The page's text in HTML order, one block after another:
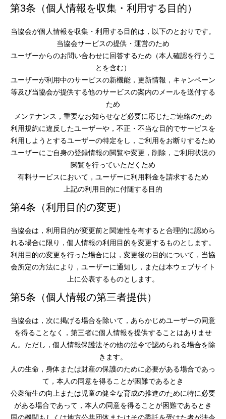
第3条（個人情報を収集・利用する目的）
当協会が個人情報を収集・利用する目的は，以下のとおりです。
当協会サービスの提供・運営のため
ユーザーからのお問い合わせに回答するため（本人確認を行うこ
とを含む）
ユーザーが利用中のサービスの新機能，更新情報，キャンペーン
等及び当協会が提供する他のサービスの案内のメールを送付する
ため
メンテナンス，重要なお知らせなど必要に応じたご連絡のため
利用規約に違反したユーザーや，不正・不当な目的でサービスを
利用しようとするユーザーの特定をし，ご利用をお断りするため
ユーザーにご自身の登録情報の閲覧や変更，削除，ご利用状況の
閲覧を行っていただくため
有料サービスにおいて，ユーザーに利用料金を請求するため
上記の利用目的に付随する目的
第4条（利用目的の変更）
当協会は，利用目的が変更前と関連性を有すると合理的に認めら
れる場合に限り，個人情報の利用目的を変更するものとします。
利用目的の変更を行った場合には，変更後の目的について，当協
会所定の方法により，ユーザーに通知し，または本ウェブサイト
上に公表するものとします。
第5条（個人情報の第三者提供）
当協会は，次に掲げる場合を除いて，あらかじめユーザーの同意
を得ることなく，第三者に個人情報を提供することはありませ
ん。ただし，個人情報保護法その他の法令で認められる場合を除
きます。
人の生命，身体または財産の保護のために必要がある場合であっ
て，本人の同意を得ることが困難であるとき
公衆衛生の向上または児童の健全な育成の推進のために特に必要
がある場合であって，本人の同意を得ることが困難であるとき